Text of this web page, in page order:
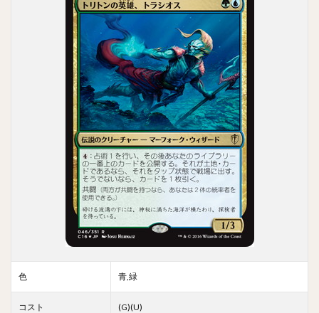
色 青,緑
コスト (G)(U)